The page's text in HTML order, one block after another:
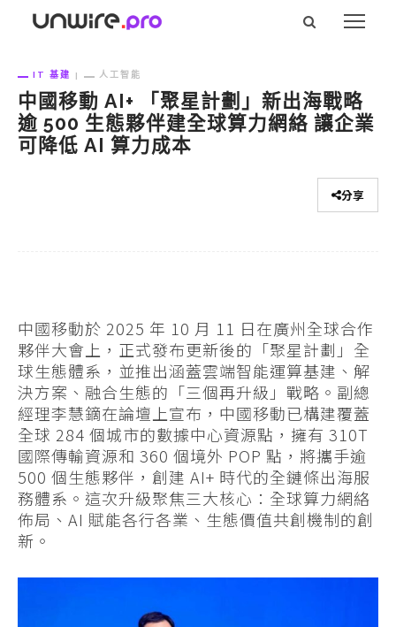
IT 基建 人工智能
中國移動 AI+ 「聚星計劃」新出海戰略
逾 500 生態夥伴建全球算力網絡 讓企業
可降低 AI 算力成本
分享
中國移動於 2025 年 10 月 11 日在廣州全球合作
夥伴大會上，正式發布更新後的「聚星計劃」全
球生態體系，並推出涵蓋雲端智能運算基建、解
決方案、融合生態的「三個再升級」戰略。副總
經理李慧鏑在論壇上宣布，中國移動已構建覆蓋
全球 284 個城市的數據中心資源點，擁有 310T
國際傳輸資源和 360 個境外 POP 點，將攜手逾
500 個生態夥伴，創建 AI+ 時代的全鏈條出海服
務體系。這次升級聚焦三大核心：全球算力網絡
佈局、AI 賦能各行各業、生態價值共創機制的創
新。